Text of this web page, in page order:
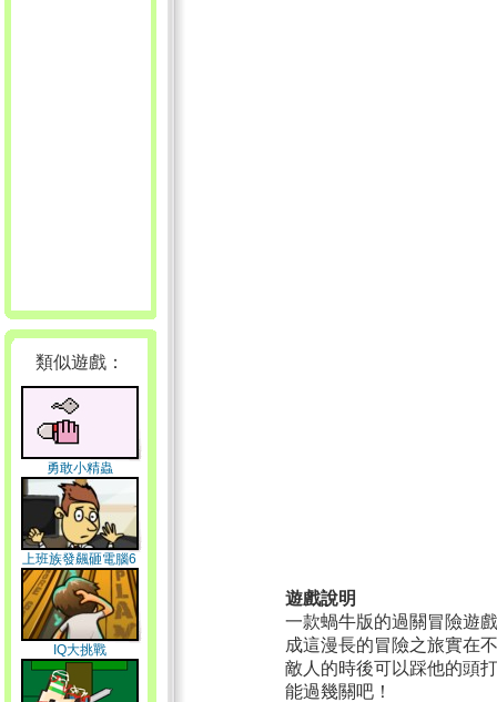
類似遊戲：
勇敢小精蟲
上班族發飆砸電腦6
IQ大挑戰
遊戲說明
一款蝸牛版的過關冒險遊
成這漫長的冒險之旅實在
敵人的時後可以踩他的頭
能過幾關吧！